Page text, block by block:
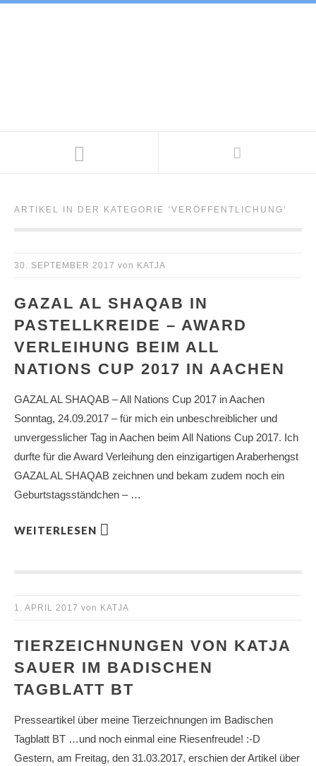
ARTIKEL IN DER KATEGORIE ‘ VERÖFFENTLICHUNG ’
30. SEPTEMBER 2017 von KATJA
GAZAL AL SHAQAB IN
PASTELLKREIDE – AWARD
VERLEIHUNG BEIM ALL
NATIONS CUP 2017 IN AACHEN
GAZAL AL SHAQAB – All Nations Cup 2017 in Aachen
Sonntag, 24.09.2017 – für mich ein unbeschreiblicher und
unvergesslicher Tag in Aachen beim All Nations Cup 2017. Ich
durfte für die Award Verleihung den einzigartigen Araberhengst
GAZAL AL SHAQAB zeichnen und bekam zudem noch ein
Geburtstagsständchen – …
WEITERLESEN
1. APRIL 2017 von KATJA
TIERZEICHNUNGEN VON KATJA
SAUER IM BADISCHEN
TAGBLATT BT
Presseartikel über meine Tierzeichnungen im Badischen
Tagblatt BT …und noch einmal eine Riesenfreude! :-D
Gestern, am Freitag, den 31.03.2017, erschien der Artikel über